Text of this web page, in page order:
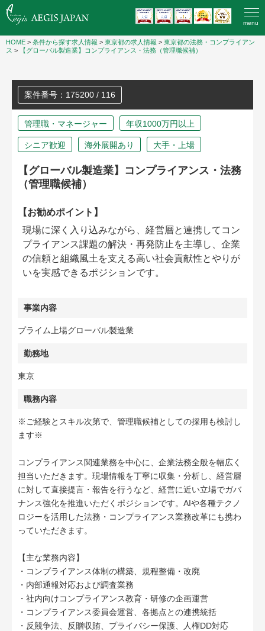
menu
HOME > 条件から探す求人情報 > 東京都の求人情報 > 東京都の法務・コンプライアン
ス > 【グローバル製造業】コンプライアンス・法務（管理職候補）
案件番号：175200 / 116
管理職・マネージャー 年収1000万円以上
シニア歓迎 海外展開あり 大手・上場
【グローバル製造業】コンプライアンス・法務
（管理職候補）
【お勧めポイント】
現場に深く入り込みながら、経営層と連携してコン
プライアンス課題の解決・再発防止を主導し、企業
の信頼と組織風土を支える高い社会貢献性とやりが
いを実感できるポジションです。
事業内容
プライム上場グローバル製造業
勤務地
東京
職務内容
※ご経験とスキル次第で、管理職候補としての採用も検討し
ます※
コンプライアンス関連業務を中心に、企業法務全般を幅広く
担当いただきます。現場情報を丁寧に収集・分析し、経営層
に対して直接提言・報告を行うなど、経営に近い立場でガバ
ナンス強化を推進いただくポジションです。AIや各種テクノ
ロジーを活用した法務・コンプライアンス業務改革にも携わ
っていただきます。
【主な業務内容】
・コンプライアンス体制の構築、規程整備・改廃
・内部通報対応および調査業務
・社内向けコンプライアンス教育・研修の企画運営
・コンプライアンス委員会運営、各拠点との連携統括
・反競争法、反贈収賄、プライバシー保護、人権DD対応